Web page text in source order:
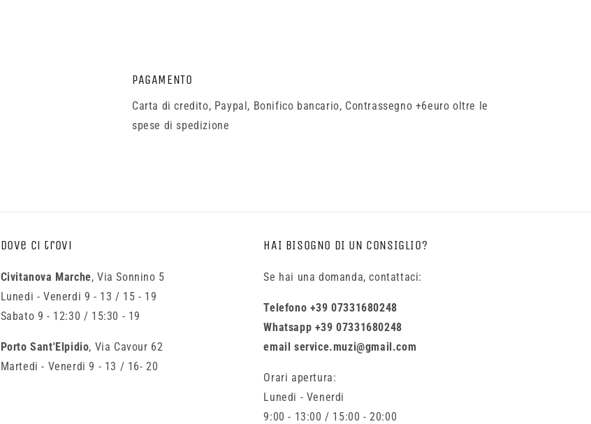
PAGAMENTO
Carta di credito, Paypal, Bonifico bancario, Contrassegno +6euro oltre le
spese di spedizione
Dove ci trovi
Civitanova Marche, Via Sonnino 5
Lunedi - Venerdi 9 - 13 / 15 - 19
Sabato 9 - 12:30 / 15:30 - 19
Porto Sant'Elpidio, Via Cavour 62
Martedi - Venerdi 9 - 13 / 16- 20
HAI BISOGNO DI UN CONSIGLIO?
Se hai una domanda, contattaci:
Telefono +39 07331680248
Whatsapp +39 07331680248
email service.muzi@gmail.com
Orari apertura:
Lunedi - Venerdi
9:00 - 13:00 / 15:00 - 20:00